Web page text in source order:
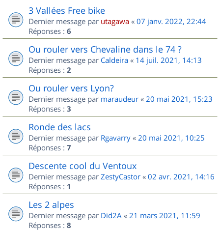
3 Vallées Free bike
Dernier message par utagawa « 07 janv. 2022, 22:44
Réponses : 6
Ou rouler vers Chevaline dans le 74 ?
Dernier message par Caldeira « 14 juil. 2021, 14:13
Réponses : 2
Ou rouler vers Lyon?
Dernier message par maraudeur « 20 mai 2021, 15:23
Réponses : 3
Ronde des lacs
Dernier message par Rgavarry « 20 mai 2021, 10:25
Réponses : 7
Descente cool du Ventoux
Dernier message par ZestyCastor « 02 avr. 2021, 14:16
Réponses : 1
Les 2 alpes
Dernier message par Did2A « 21 mars 2021, 11:59
Réponses : 8